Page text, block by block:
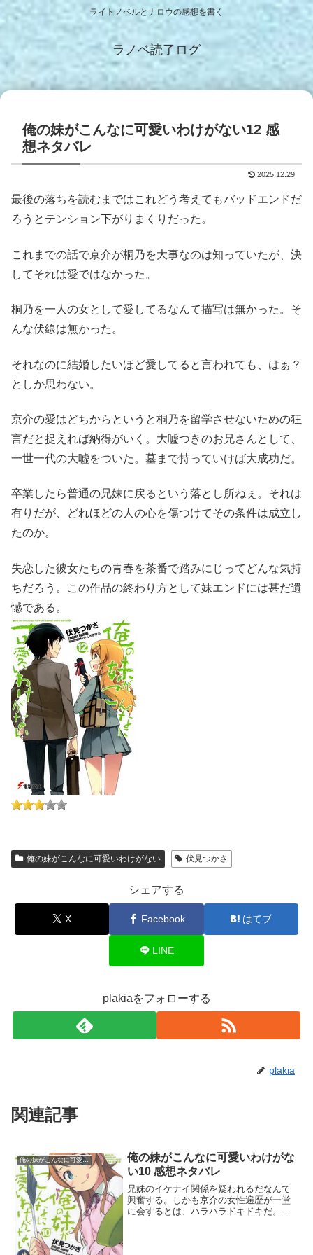
ライトノベルとナロウの感想を書く
ラノベ読了ログ
俺の妹がこんなに可愛いわけがない12 感
想ネタバレ
2025.12.29
最後の落ちを読むまではこれどう考えてもバッドエンドだ
ろうとテンション下がりまくりだった。
これまでの話で京介が桐乃を大事なのは知っていたが、決
してそれは愛ではなかった。
桐乃を一人の女として愛してるなんて描写は無かった。そ
んな伏線は無かった。
それなのに結婚したいほど愛してると言われても、はぁ？
としか思わない。
京介の愛はどちからというと桐乃を留学させないための狂
言だと捉えれば納得がいく。大嘘つきのお兄さんとして、
一世一代の大嘘をついた。墓まで持っていけば大成功だ。
卒業したら普通の兄妹に戻るという落とし所ねぇ。それは
有りだが、どれほどの人の心を傷つけてその条件は成立し
たのか。
失恋した彼女たちの青春を茶番で踏みにじってどんな気持
ちだろう。この作品の終わり方として妹エンドには甚だ遺
憾である。
俺の妹がこんなに可愛いわけがない 伏見つかさ
シェアする
X Facebook はてブ
LINE
plakiaをフォローする
plakia
関連記事
俺の妹がこんなに可愛いわけがない
俺の妹がこんなに可愛いわけがな
い10 感想ネタバレ
兄妹のイケナイ関係を疑われるだなんて
興奮する。しかも京介の女性遍歴が一堂
に会するとは、ハラハラドキドキだ。京